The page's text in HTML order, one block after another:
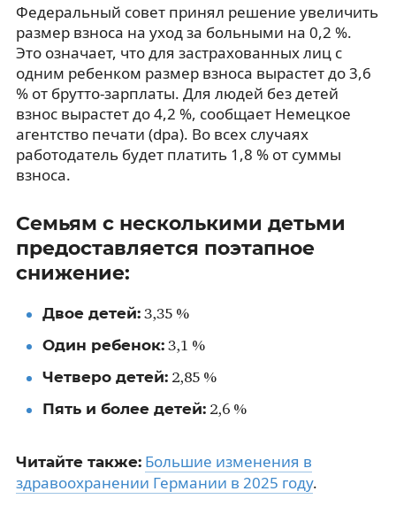
Федеральный совет принял решение увеличить
размер взноса на уход за больными на 0,2 %.
Это означает, что для застрахованных лиц с
одним ребенком размер взноса вырастет до 3,6
% от брутто-зарплаты. Для людей без детей
взнос вырастет до 4,2 %, сообщает Немецкое
агентство печати (dpa). Во всех случаях
работодатель будет платить 1,8 % от суммы
взноса.
Семьям с несколькими детьми
предоставляется поэтапное
снижение:
Двое детей:3,35 %
Один ребенок:3,1 %
Четверо детей:2,85 %
Пять и более детей:2,6 %
Читайте также: Большие изменения в
здравоохранении Германии в 2025 году.